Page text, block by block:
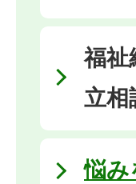
福祉
立相
悩み